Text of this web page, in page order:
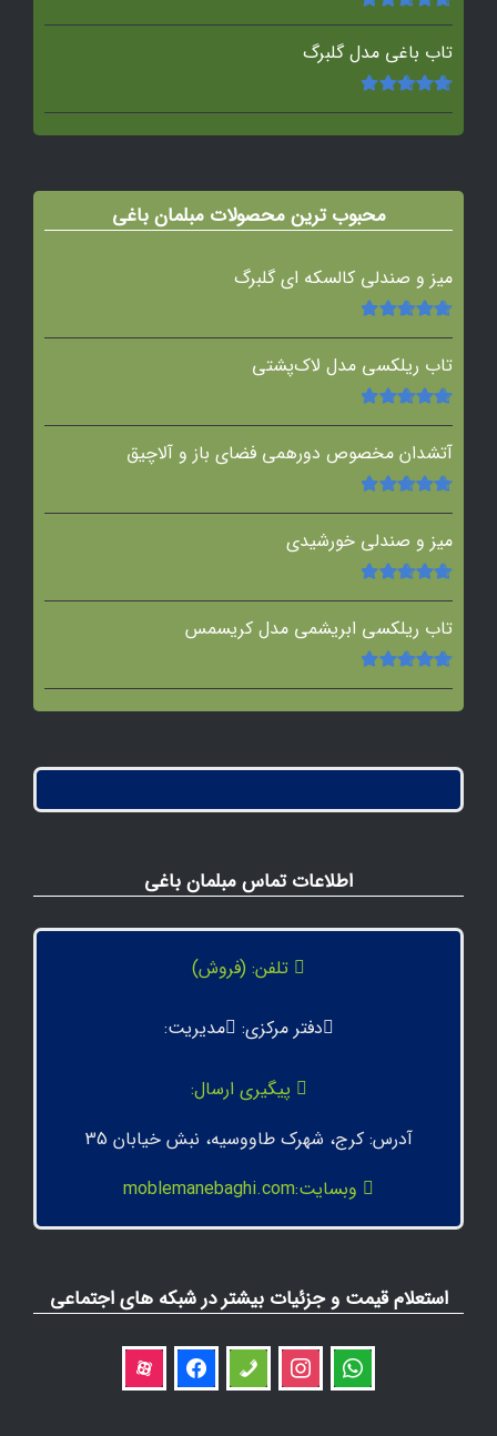
امتیاز5.00از
5
تاب باغی مدل گلبرگ
امتیاز5.00از
محبوب ترین محصولات مبلمان باغی
میز و صندلی کالسکه ای گلبرگ
امتیاز5.00از
تاب ریلکسی مدل لاک‌پشتی
امتیاز5.00از
5
آتشدان مخصوص دورهمی فضای باز و آلاچیق
امتیاز5.00از
میز و صندلی خورشیدی
امتیاز5.00از
تاب ریلکسی ابریشمی مدل کریسمس
امتیاز5.00از
اطلاعات تماس مبلمان باغی
تلفن: (فروش)
دفتر مرکزی: مدیریت:
پیگیری ارسال:
آدرس: کرج، شهرک طاووسیه، نبش خیابان 35
وبسایت:moblemanebaghi.com
استعلام قیمت و جزئیات بیشتر در شبکه های اجتماعی
whatsapp
instagram
phone
facebook
aparat